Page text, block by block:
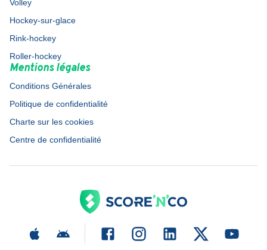
Volley
Hockey-sur-glace
Rink-hockey
Roller-hockey
Mentions légales
Conditions Générales
Politique de confidentialité
Charte sur les cookies
Centre de confidentialité